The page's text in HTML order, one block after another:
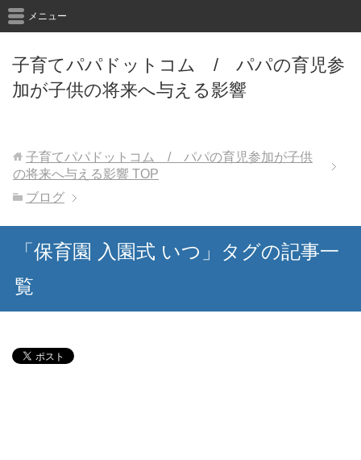
子育てパパドットコム / パパの育児参
加が子供の将来へ与える影響
メニュー
子育てパパドットコム / パパの育児参加が子供
の将来へ与える影響 TOP
ブログ
「保育園 入園式 いつ」タグの記事一
覧